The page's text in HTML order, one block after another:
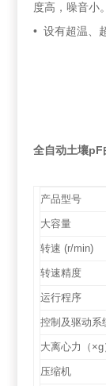
度高，噪音小。
• 设有超温、
全自动土壤pF
产品型号
大容量
转速 (r/min)
转速精度
运行程序
控制及驱动系
大离心力（×g
压缩机